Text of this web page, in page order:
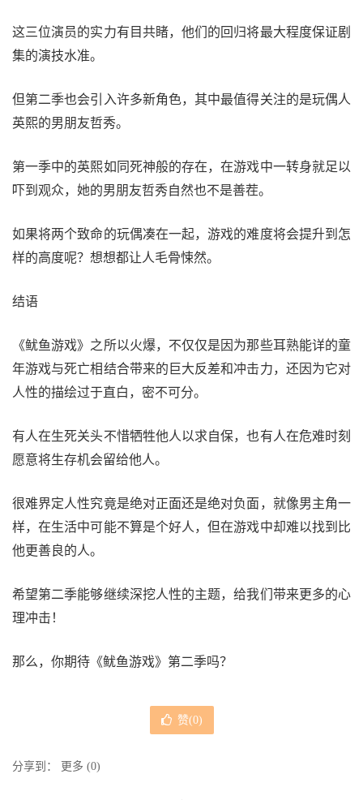
这三位演员的实力有目共睹，他们的回归将最大程度保证剧
集的演技水准。
但第二季也会引入许多新角色，其中最值得关注的是玩偶人
英熙的男朋友哲秀。
第一季中的英熙如同死神般的存在，在游戏中一转身就足以
吓到观众，她的男朋友哲秀自然也不是善茬。
如果将两个致命的玩偶凑在一起，游戏的难度将会提升到怎
样的高度呢？想想都让人毛骨悚然。
结语
《鱿鱼游戏》之所以火爆，不仅仅是因为那些耳熟能详的童
年游戏与死亡相结合带来的巨大反差和冲击力，还因为它对
人性的描绘过于直白，密不可分。
有人在生死关头不惜牺牲他人以求自保，也有人在危难时刻
愿意将生存机会留给他人。
很难界定人性究竟是绝对正面还是绝对负面，就像男主角一
样，在生活中可能不算是个好人，但在游戏中却难以找到比
他更善良的人。
希望第二季能够继续深挖人性的主题，给我们带来更多的心
理冲击！
那么，你期待《鱿鱼游戏》第二季吗？
赞(0)
分享到： 更多 (0)